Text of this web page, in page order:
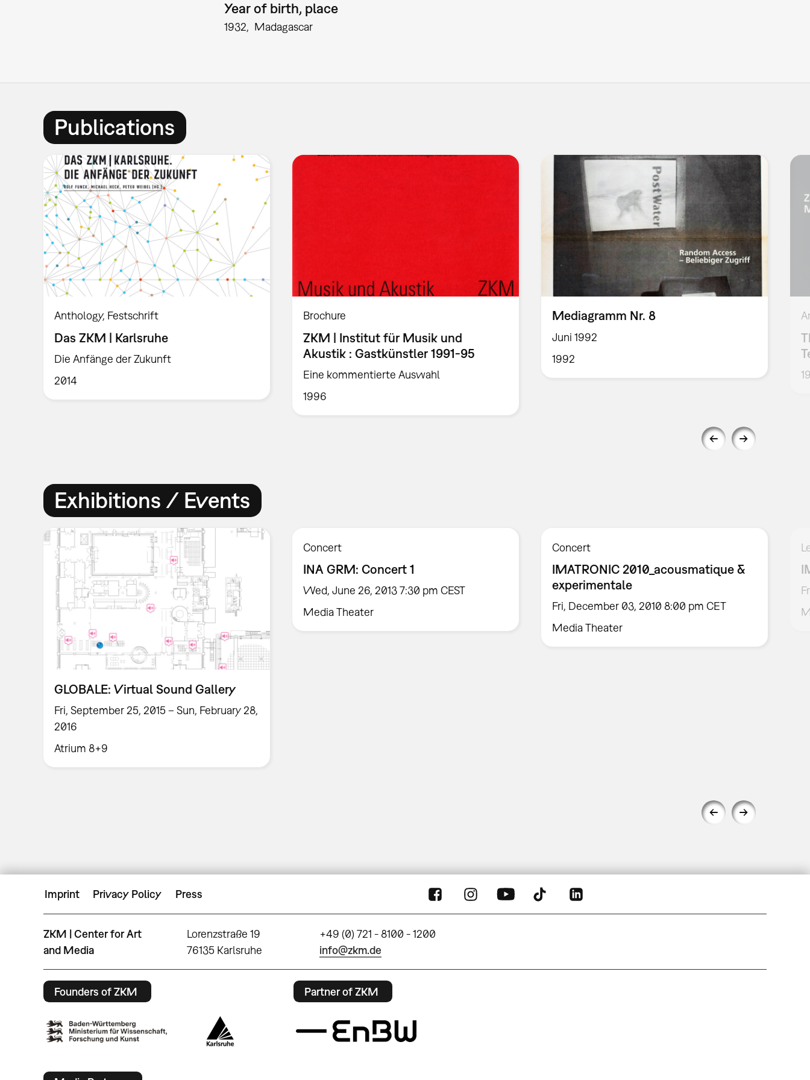
Year of birth, place
1932 Madagascar
Publications
Anthology Festschrift
Das ZKM | Karlsruhe
Die Anfänge der Zukunft
2014
Brochure
ZKM | Institut für Musik und
Akustik : Gastkünstler 1991-95
Eine kommentierte Auswahl
1996
Mediagramm Nr. 8
Juni 1992
1992
Exhibitions / Events
GLOBALE: Virtual Sound Gallery
Fri, September 25, 2015 – Sun, February 28,
2016
Atrium 8+9
Concert
INA GRM: Concert 1
Wed, June 26, 2013 7:30 pm CEST
Media Theater
Concert
IMATRONIC 2010_acousmatique &
experimentale
Fri, December 03, 2010 8:00 pm CET
Media Theater
Imprint Privacy Policy Press
ZKM | Center for Art
and Media
Lorenzstraße 19
76135 Karlsruhe
+49 (0) 721 - 8100 - 1200
info@zkm.de
Founders of ZKM Partner of ZKM